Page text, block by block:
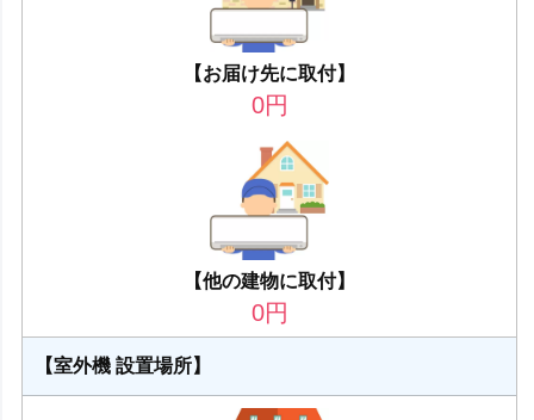
【お届け先に取付】
0円
【他の建物に取付】
0円
【室外機 設置場所】